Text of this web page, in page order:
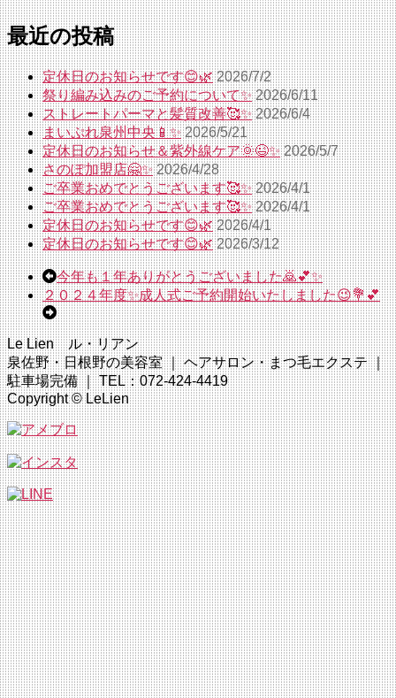
最近の投稿
定休日のお知らせです😊🌿 2026/7/2
祭り編み込みのご予約について✨ 2026/6/11
ストレートパーマと髪質改善🥰✨ 2026/6/4
まいぷれ泉州中央📱✨ 2026/5/21
定休日のお知らせ＆紫外線ケア🌞😉✨ 2026/5/7
さのぽ加盟店🤗✨ 2026/4/28
ご卒業おめでとうございます🥰✨ 2026/4/1
ご卒業おめでとうございます🥰✨ 2026/4/1
定休日のお知らせです😊🌿 2026/4/1
定休日のお知らせです😊🌿 2026/3/12
今年も１年ありがとうございました🙇💕✨
２０２４年度✨成人式ご予約開始いたしました😉💐💕
Le Lien ル・リアン
泉佐野・日根野の美容室 ｜ ヘアサロン・まつ毛エクステ ｜
駐車場完備 ｜ TEL：072-424-4419
Copyright © LeLien